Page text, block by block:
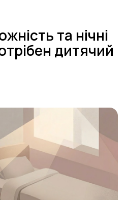
та нічні
дитячий